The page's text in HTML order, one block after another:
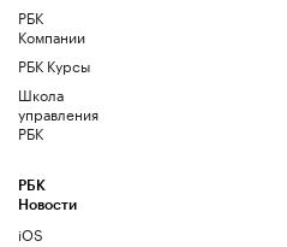
РБК
Компании
РБК Курсы
Школа
управления
РБК
РБК
Новости
iOS